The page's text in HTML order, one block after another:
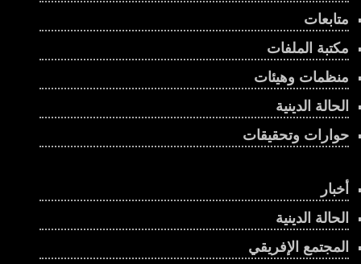
متابعات
مكتبة الملفات
منظمات وهيئات
الحالة الدينية
حوارات وتحقيقات
أخبار
الحالة الدينية
المجتمع الإفريقي